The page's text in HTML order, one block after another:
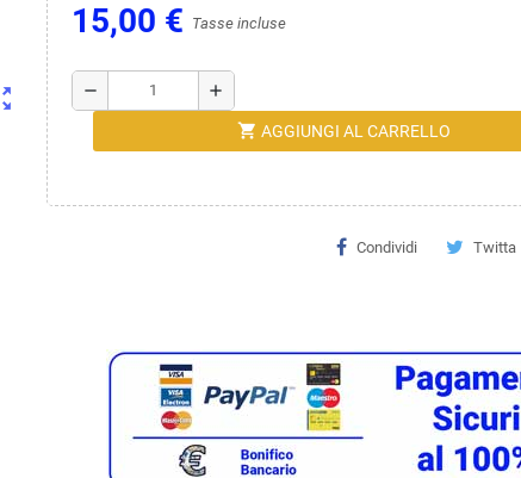
15,00 € Tasse incluse
remove add
shopping_cart AGGIUNGI AL CARRELLO
Condividi Twitta